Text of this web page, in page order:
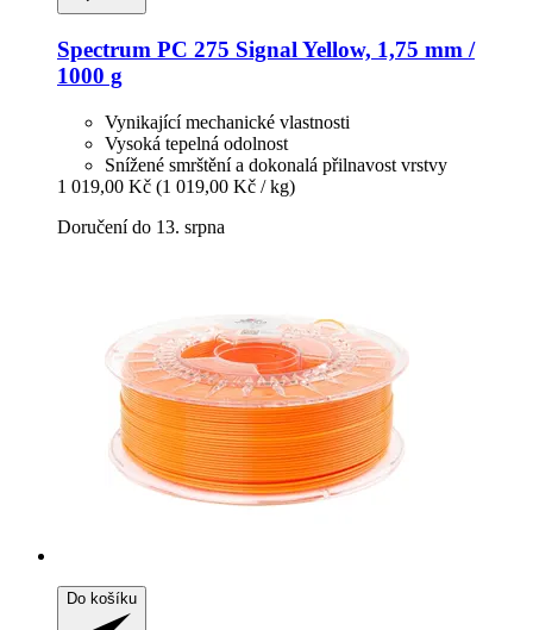
Spectrum PC 275 Signal Yellow, 1,75 mm /
1000 g
Vynikající mechanické vlastnosti
Vysoká tepelná odolnost
Snížené smrštění a dokonalá přilnavost vrstvy
1 019,00 Kč (1 019,00 Kč / kg)
Doručení do 13. srpna
Do košíku